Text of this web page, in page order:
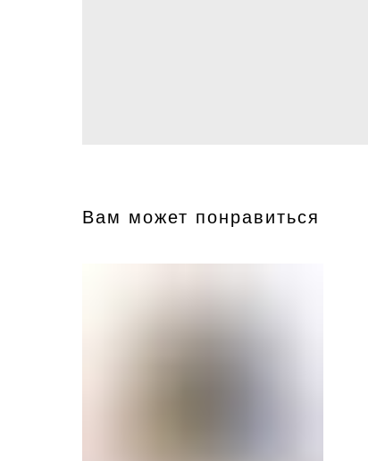
Вам может понравиться